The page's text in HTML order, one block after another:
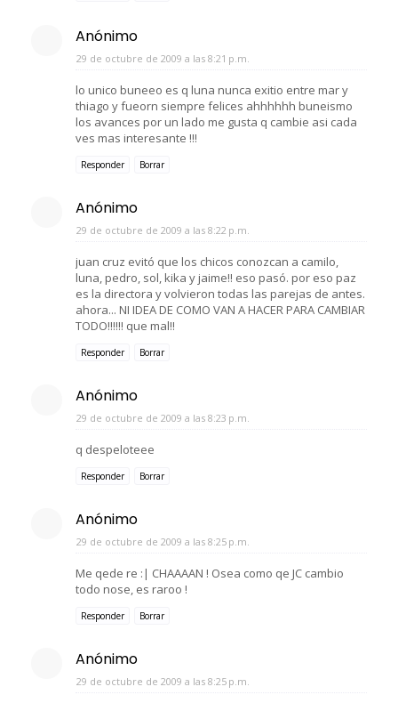
Anónimo
29 de octubre de 2009 a las 8:21 p.m.
lo unico buneeo es q luna nunca exitio entre mar y
thiago y fueorn siempre felices ahhhhhh buneismo
los avances por un lado me gusta q cambie asi cada
ves mas interesante !!!
Responder Borrar
Anónimo
29 de octubre de 2009 a las 8:22 p.m.
juan cruz evitó que los chicos conozcan a camilo,
luna, pedro, sol, kika y jaime!! eso pasó. por eso paz
es la directora y volvieron todas las parejas de antes.
ahora... NI IDEA DE COMO VAN A HACER PARA CAMBIAR
TODO!!!!!! que mal!!
Responder Borrar
Anónimo
29 de octubre de 2009 a las 8:23 p.m.
q despeloteee
Responder Borrar
Anónimo
29 de octubre de 2009 a las 8:25 p.m.
Me qede re :| CHAAAAN ! Osea como qe JC cambio
todo nose, es raroo !
Responder Borrar
Anónimo
29 de octubre de 2009 a las 8:25 p.m.